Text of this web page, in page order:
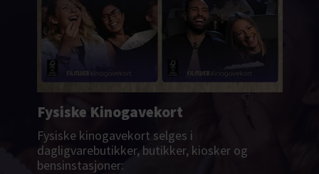
Fysiske Kinogavekort
Fysiske kinogavekort selges i
dagligvarebutikker, butikker, kiosker og
bensinstasjoner: